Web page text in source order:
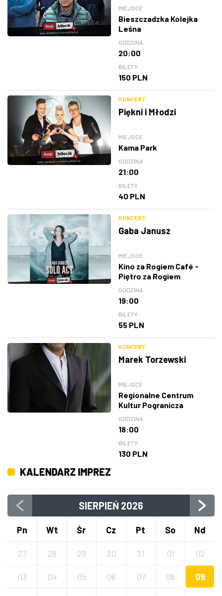
MIEJSCE
Bieszczadzka Kolejka
Leśna
GODZINA
20:00
BILETY
150 PLN
KONCERT
Piękni i Młodzi
MIEJSCE
Kama Park
GODZINA
21:00
BILETY
40 PLN
KONCERT
Gaba Janusz
MIEJSCE
Kino za Rogiem Café -
Piętro za Rogiem
GODZINA
19:00
BILETY
55 PLN
KONCERT
Marek Torzewski
MIEJSCE
Regionalne Centrum
Kultur Pogranicza
GODZINA
18:00
BILETY
130 PLN
KALENDARZ IMPREZ
SIERPIEŃ 2026
Pn Wt Śr Cz Pt So Nd
27 28 29 30 31 01 02
03 04 05 06 07 08 09